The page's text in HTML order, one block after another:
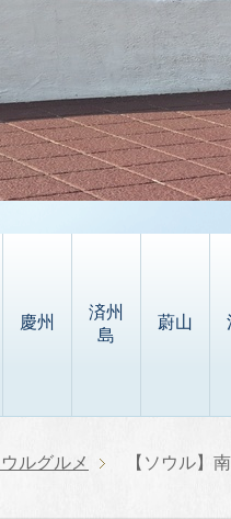
慶州
済州
島
蔚山
ルグルメ 【ソウル】